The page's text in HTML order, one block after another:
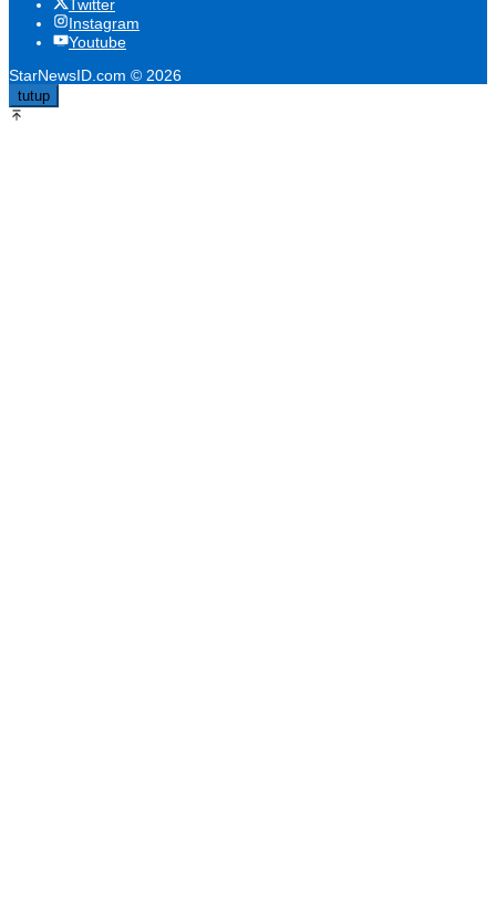
Twitter
Instagram
Youtube
StarNewsID.com © 2026
tutup